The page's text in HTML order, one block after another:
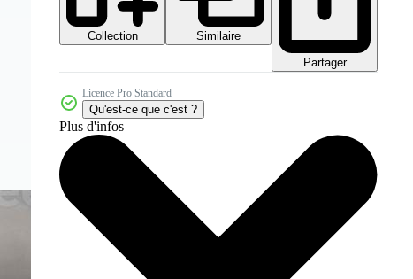
Collection
Similaire
Partager
Licence Pro Standard
Qu'est-ce que c'est ?
Plus d'infos